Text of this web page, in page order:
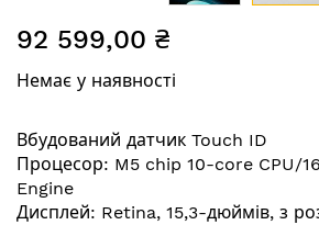
до
галереї
92 599,00 ₴
Немає у наявності
Вбудований датчик Touch ID
Процесор: M5 chip 10-core CPU/
Engine
Дисплей: Retina, 15,3-дюймів, з